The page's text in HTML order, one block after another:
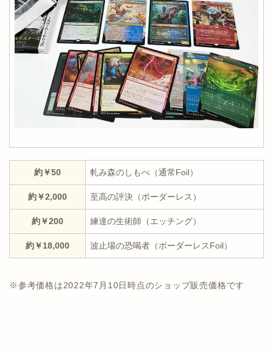
約￥50 軋み森のしもべ（通常Foil）
約￥2,000 至高の評決（ボーダーレス）
約￥200 練達の生術師（エッチング）
約￥18,000 波止場の恐喝者（ボーダーレスFoil）
※参考価格は2022年7月10日時点のショップ販売価格です